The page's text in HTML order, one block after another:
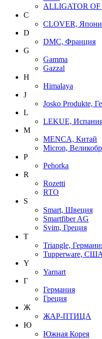
ALLIGATOR
C
CLOVER,
D
DMC, Франция
G
Gamma
Gazzal
H
Himalaya
J
Josko Produkte,
L
LEKUE,
M
MENCA, Китай
Micron,
P
Pehorka
R
Rozetti
RTO
S
Smart, Швеция
Smartfiber AG
Svim, Греция
T
Triangle,
Tupperware, США
Y
Yarnart
Г
Германия
Греция
Ж
ЖАР-ПТИЦА
Ю
Южная Корея